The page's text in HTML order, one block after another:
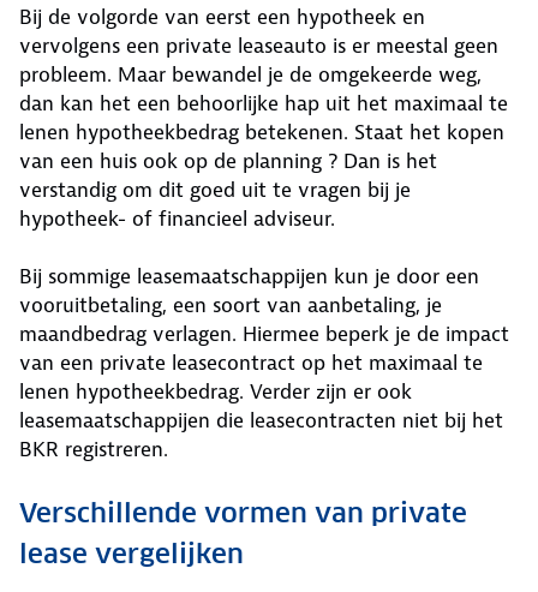
Bij de volgorde van eerst een hypotheek en
vervolgens een private leaseauto is er meestal geen
probleem. Maar bewandel je de omgekeerde weg,
dan kan het een behoorlijke hap uit het maximaal te
lenen hypotheekbedrag betekenen. Staat het kopen
van een huis ook op de planning ? Dan is het
verstandig om dit goed uit te vragen bij je
hypotheek- of financieel adviseur.
Bij sommige leasemaatschappijen kun je door een
vooruitbetaling, een soort van aanbetaling, je
maandbedrag verlagen. Hiermee beperk je de impact
van een private leasecontract op het maximaal te
lenen hypotheekbedrag. Verder zijn er ook
leasemaatschappijen die leasecontracten niet bij het
BKR registreren.
Verschillende vormen van private
lease vergelijken